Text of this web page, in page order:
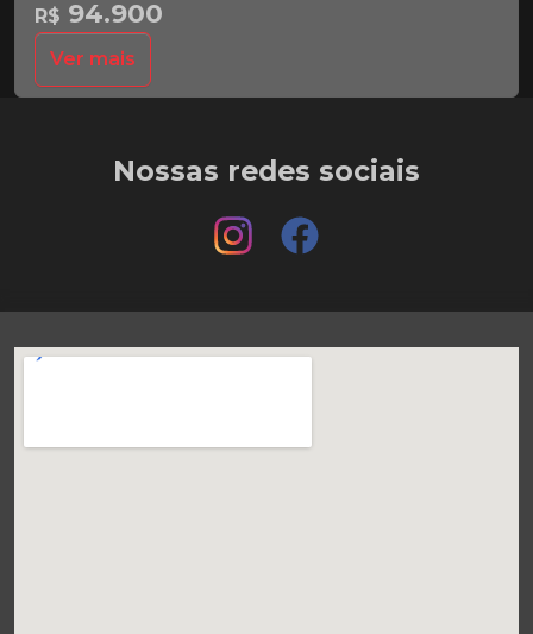
R$ 94.900
Ver mais
Nossas redes sociais